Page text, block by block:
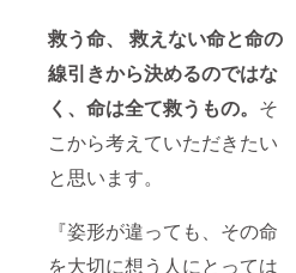
救う命、 救えない命と命の
線引きから決めるのではな
く、命は全て救うもの。 そ
こから考えていただきたい
と思います。
『姿形が違っても、その命
を大切に想う人にとっては